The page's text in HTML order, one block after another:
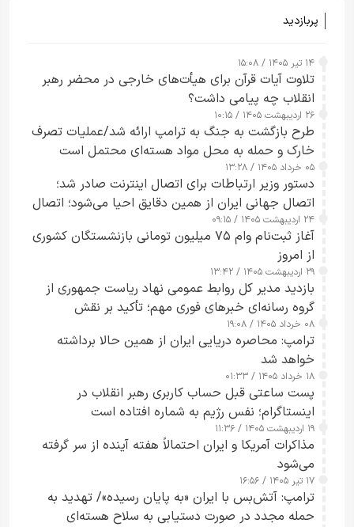
پربازدید
۱۴ تیر ۱۴۰۵ / ۱۵:۰۸
تلاوت آیات قرآن برای هیأت‌های خارجی در محضر رهبر
انقلاب چه پیامی داشت؟
۲۶ اردیبهشت ۱۴۰۵ / ۱۰:۱۵
طرح‌ بازگشت به جنگ به ترامپ ارائه شد/عملیات تصرف
خارک و حمله به محل مواد هسته‌ای محتمل است
۰۵ خرداد ۱۴۰۵ / ۱۳:۲۸
دستور وزیر ارتباطات برای اتصال اینترنت صادر شد؛
اتصال جهانی ایران از همین دقایق احیا می‌شود؛ اتصال
کامل مردم تا ۲۴ ساعت آینده
۲۴ اردیبهشت ۱۴۰۵ / ۰۹:۱۵
آغاز ثبت‌نام وام ۷۵ میلیون تومانی بازنشستگان کشوری
از امروز
۲۹ اردیبهشت ۱۴۰۵ / ۱۳:۴۲
بازدید مدیر کل روابط عمومی نهاد ریاست جمهوری از
گروه رسانه‌ای خبرهای فوری مهم؛ تأکید بر نقش
رسانه‌های هوشمند و مسئول در ارتقای آگاهی عمومی
۰۸ خرداد ۱۴۰۵ / ۱۹:۰۸
ترامپ: محاصره دریایی ایران از همین حالا برداشته
خواهد شد
۱۸ خرداد ۱۴۰۵ / ۰۱:۳۳
پست ساعتی قبل حساب کاربری رهبر انقلاب در
اینستاگرام؛ نفس رژیم به شماره افتاده است​
۱۹ اردیبهشت ۱۴۰۵ / ۱۱:۳۶
مذاکرات آمریکا و ایران احتمالاً هفته آینده از سر گرفته
می‌شود
۱۷ تیر ۱۴۰۵ / ۱۶:۵۶
ترامپ: آتش‌بس با ایران «به پایان رسیده»/ تهدید به
حمله مجدد در صورت دستیابی به سلاح هسته‌ای